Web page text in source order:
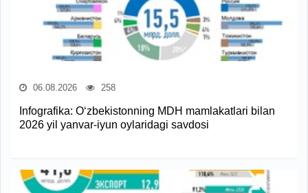
06.08.2026 258
Infografika: O‘zbekistonning MDH mamlakatlari bilan
2026 yil yanvar-iyun oylaridagi savdosi